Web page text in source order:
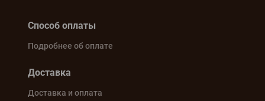
Способ оплаты
Подробнее об оплате
Доставка
Доставка и оплата